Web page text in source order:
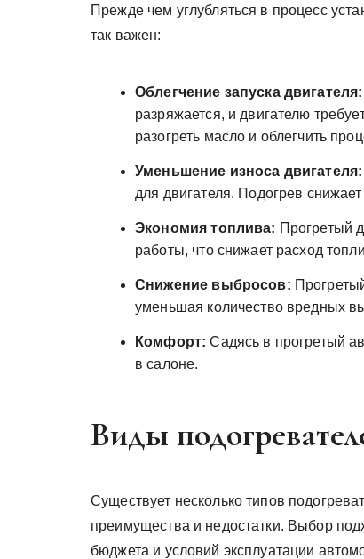
Прежде чем углубляться в процесс
так важен:
Облегчение запуска двигателя:
разряжается, и двигателю
разогреть масло и облегчить
Уменьшение износа двигателя:
для двигателя. Подогрев
Экономия топлива: Прогретый
работы, что снижает расход
Снижение выбросов:
уменьшая количество вредных
Комфорт: Садясь в прогретый
в салоне.
Виды
Существует несколько типов
преимущества и недостатки. Выбор
бюджета и условий эксплуатации